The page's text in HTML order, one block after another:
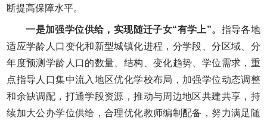
断提高保障水平。
一是加强学位供给，实现随迁子女“有学上”。 指导各地
适应学龄人口变化和新型城镇化进程，分学段、分区域、分
年度预测学龄人口的数量、结构、变化趋势、学位需求，重
点指导人口集中流入地区优化学校布局，加强学位动态调整
和余缺调配，打通学段资源，推动与周边地区共建共享，持
续加大公办学位供给，合理优化教师编制配备，努力满足随